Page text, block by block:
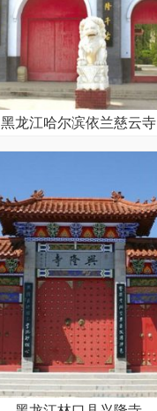
黑龙江哈尔滨依兰慈云寺